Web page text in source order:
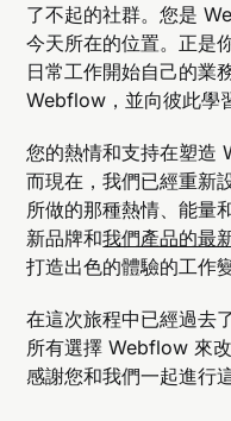
了不起的社群。您是
今天所在的位置。正是
日常工作開始自己的業
Webflow，並向彼此學
您的熱情和支持在塑造
而現在，我們已經重新
所做的那種熱情、能量
新品牌和我們產品的最
打造出色的體驗的工作
在這次旅程中已經過去
所有選擇 Webflow 來
感謝您和我們一起進行